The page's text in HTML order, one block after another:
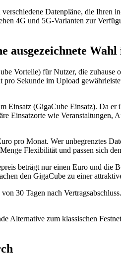
Datenpläne, die
4G und 5G-Varianten zur
ausgezeichnete Wahl
Vorteile) für Nutzer, die
Sekunde im Upload
Einsatz (GigaCube Einsatz). Da
Einsatzorte wie
pro Monat. Wer unbegrenztes
Flexibilität und passen sich
beträgt nur einen Euro und
den GigaCube zu einer
30 Tagen nach
Alternative zum klassischen